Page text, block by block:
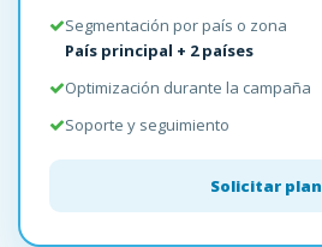
Segmentación por país o zona
País principal + 2 países
Optimización durante la campaña
Soporte y seguimiento
Solicitar plan